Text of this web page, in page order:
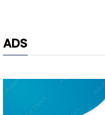
ADS